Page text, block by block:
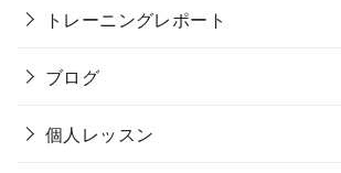
トレーニングレポート
ブログ
個人レッスン